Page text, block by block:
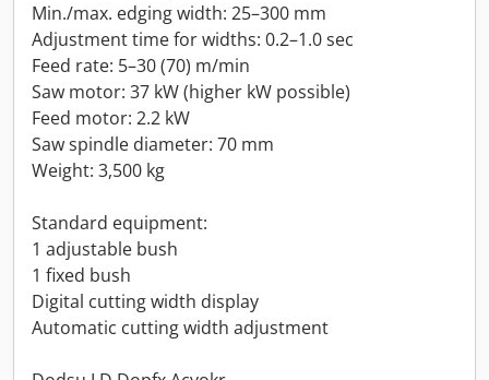
Min./max. edging width: 25–300 mm
Adjustment time for widths: 0.2–1.0 sec
Feed rate: 5–30 (70) m/min
Saw motor: 37 kW (higher kW possible)
Feed motor: 2.2 kW
Saw spindle diameter: 70 mm
Weight: 3,500 kg
Standard equipment:
1 adjustable bush
1 fixed bush
Digital cutting width display
Automatic cutting width adjustment